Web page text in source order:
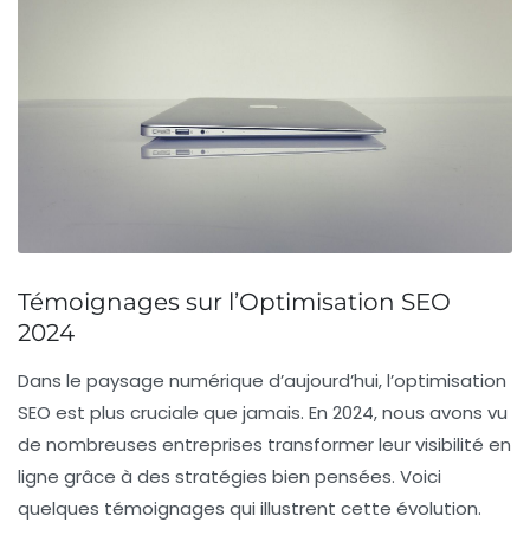
Témoignages sur l’Optimisation SEO
2024
Dans le paysage numérique d’aujourd’hui, l’optimisation
SEO est plus cruciale que jamais. En 2024, nous avons vu
de nombreuses entreprises transformer leur visibilité en
ligne grâce à des stratégies bien pensées. Voici
quelques témoignages qui illustrent cette évolution.